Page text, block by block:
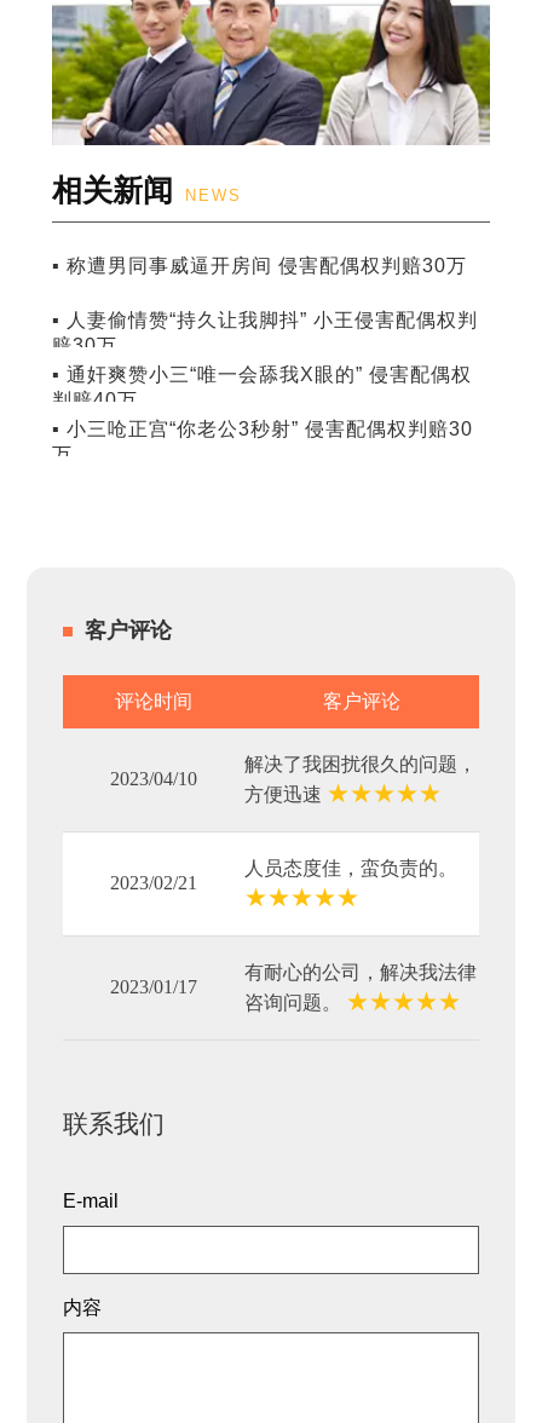
相关新闻 NEWS
▪ 称遭男同事威逼开房间 侵害配偶权判赔30万
▪ 人妻偷情赞“持久让我脚抖” 小王侵害配偶权判
赔30万
▪ 通奸爽赞小三“唯一会舔我X眼的” 侵害配偶权
判赔40万
▪ 小三呛正宫“你老公3秒射” 侵害配偶权判赔30
万
客户评论
评论时间 客户评论
2023/04/10
解决了我困扰很久的问题，
方便迅速 ★★★★★
2023/02/21
人员态度佳，蛮负责的。
★★★★★
2023/01/17
有耐心的公司，解决我法律
咨询问题。 ★★★★★
联系我们
E-mail
内容